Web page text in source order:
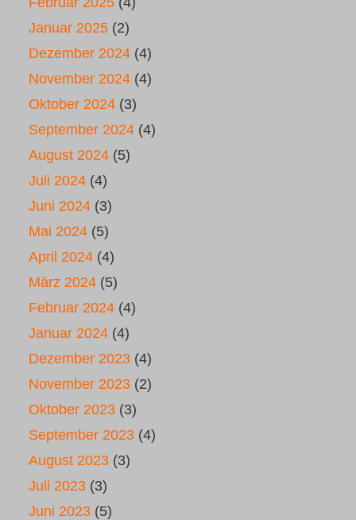
Januar 2025 (2)
Dezember 2024 (4)
November 2024 (4)
Oktober 2024 (3)
September 2024 (4)
August 2024 (5)
Juli 2024 (4)
Juni 2024 (3)
Mai 2024 (5)
April 2024 (4)
März 2024 (5)
Februar 2024 (4)
Januar 2024 (4)
Dezember 2023 (4)
November 2023 (2)
Oktober 2023 (3)
September 2023 (4)
August 2023 (3)
Juli 2023 (3)
Juni 2023 (5)